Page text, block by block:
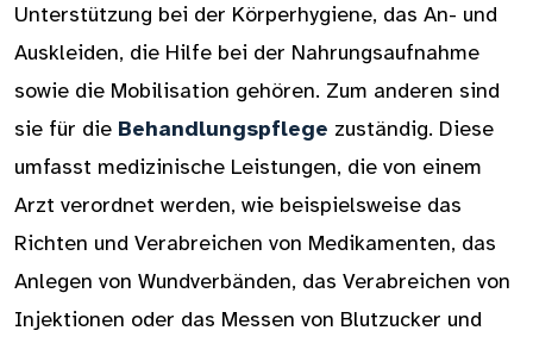
Unterstützung bei der Körperhygiene, das An- und
Auskleiden, die Hilfe bei der Nahrungsaufnahme
sowie die Mobilisation gehören. Zum anderen sind
sie für die Behandlungspflege zuständig. Diese
umfasst medizinische Leistungen, die von einem
Arzt verordnet werden, wie beispielsweise das
Richten und Verabreichen von Medikamenten, das
Anlegen von Wundverbänden, das Verabreichen von
Injektionen oder das Messen von Blutzucker und